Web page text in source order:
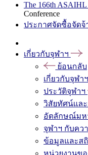
The 166th ASAIHL
Conference
ประกาศจัดซื้อจัดจ้
เกี่ยวกับจุฬาฯ
ย้อนกลับ
เกี่ยวกับจุฬาฯ
ประวัติจุฬาฯ
วิสัยทัศน์แล
อัตลักษณ์มห
จุฬาฯ กับคว
ข้อมูลและส